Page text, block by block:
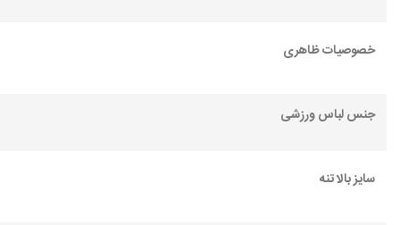
خصوصیات ظاهری
جنس لباس ورزشی
سایز بالا تنه